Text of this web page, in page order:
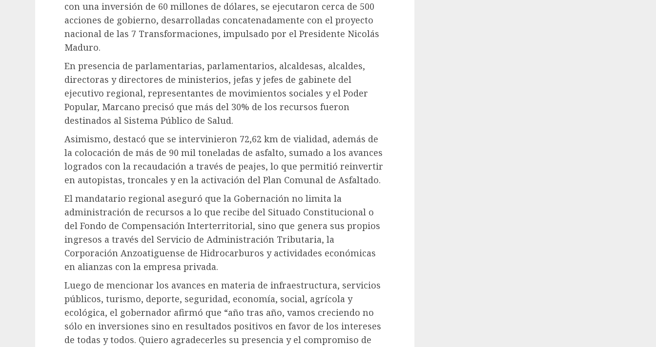
con una inversión de 60 millones de dólares, se ejecutaron cerca de 500
acciones de gobierno, desarrolladas concatenadamente con el proyecto
nacional de las 7 Transformaciones, impulsado por el Presidente Nicolás
Maduro.
En presencia de parlamentarias, parlamentarios, alcaldesas, alcaldes,
directoras y directores de ministerios, jefas y jefes de gabinete del
ejecutivo regional, representantes de movimientos sociales y el Poder
Popular, Marcano precisó que más del 30% de los recursos fueron
destinados al Sistema Público de Salud.
Asimismo, destacó que se intervinieron 72,62 km de vialidad, además de
la colocación de más de 90 mil toneladas de asfalto, sumado a los avances
logrados con la recaudación a través de peajes, lo que permitió reinvertir
en autopistas, troncales y en la activación del Plan Comunal de Asfaltado.
El mandatario regional aseguró que la Gobernación no limita la
administración de recursos a lo que recibe del Situado Constitucional o
del Fondo de Compensación Interterritorial, sino que genera sus propios
ingresos a través del Servicio de Administración Tributaria, la
Corporación Anzoatiguense de Hidrocarburos y actividades económicas
en alianzas con la empresa privada.
Luego de mencionar los avances en materia de infraestructura, servicios
públicos, turismo, deporte, seguridad, economía, social, agrícola y
ecológica, el gobernador afirmó que “año tras año, vamos creciendo no
sólo en inversiones sino en resultados positivos en favor de los intereses
de todas y todos. Quiero agradecerles su presencia y el compromiso de